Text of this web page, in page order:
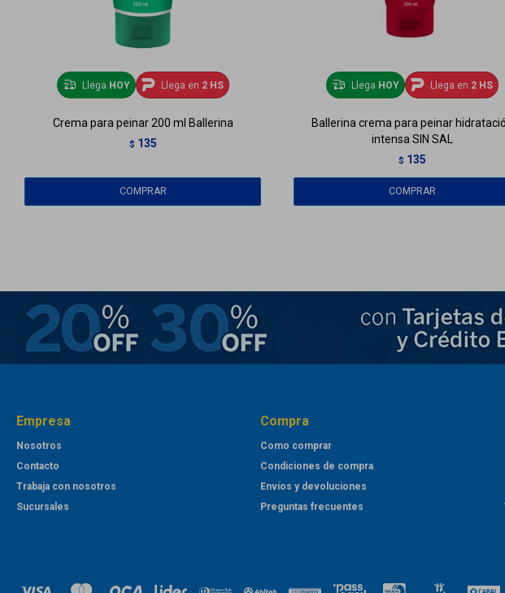
Llega HOY Llega en 2 HS
Crema para peinar 200 ml Ballerina
$ 135
Llega HOY Llega en 2 HS
Ballerina crema para peinar
intensa SIN SAL
$ 135
Empresa
Nosotros
Contacto
Trabaja con nosotros
Sucursales
Compra
Como comprar
Condiciones de compra
Envíos y devoluciones
Preguntas frecuentes